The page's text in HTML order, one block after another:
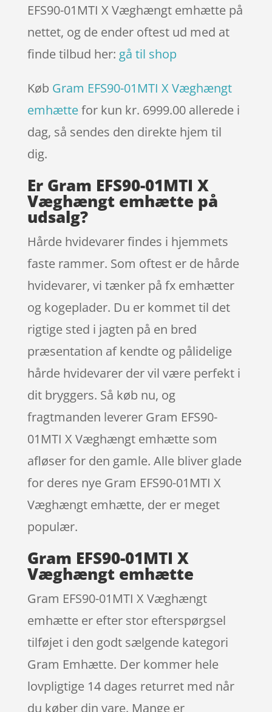
EFS90-01MTI X Væghængt emhætte på
nettet, og de ender oftest ud med at
finde tilbud her: gå til shop
Køb Gram EFS90-01MTI X Væghængt
emhættefor kun kr. 6999.00 allerede i
dag, så sendes den direkte hjem til
dig.
Er Gram EFS90-01MTI X
Væghængt emhætte på
udsalg?
Hårde hvidevarer findes i hjemmets
faste rammer. Som oftest er de hårde
hvidevarer, vi tænker på fx emhætter
og kogeplader. Du er kommet til det
rigtige sted i jagten på en bred
præsentation af kendte og pålidelige
hårde hvidevarer der vil være perfekt i
dit bryggers. Så køb nu, og
fragtmanden leverer Gram EFS90-
01MTI X Væghængt emhætte som
afløser for den gamle. Alle bliver glade
for deres nye Gram EFS90-01MTI X
Væghængt emhætte, der er meget
populær.
Gram EFS90-01MTI X
Væghængt emhætte
Gram EFS90-01MTI X Væghængt
emhætte er efter stor efterspørgsel
tilføjet i den godt sælgende kategori
Gram Emhætte. Der kommer hele
lovpligtige 14 dages returret med når
du køber din vare. Mange er